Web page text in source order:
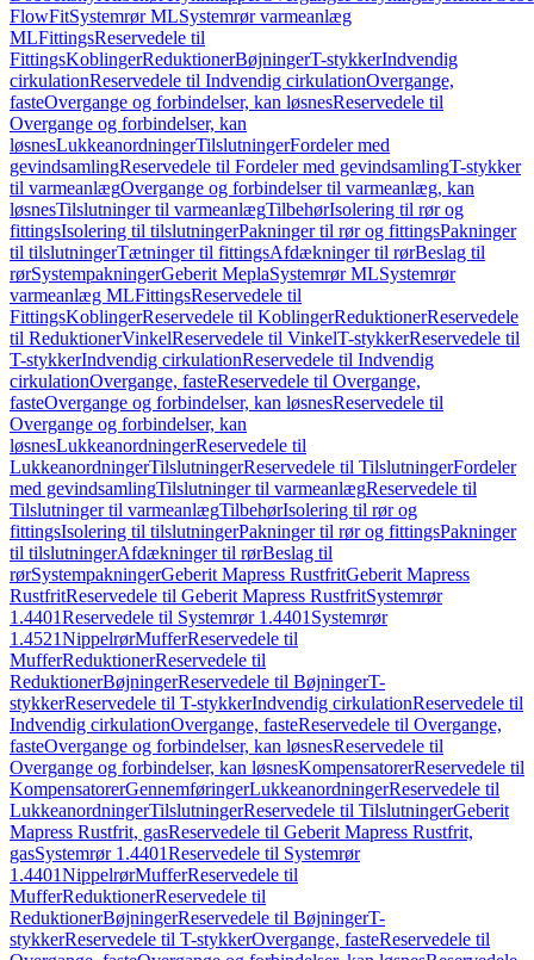
FlowFitSystemrør MLSystemrør varmeanlæg
MLFittingsReservedele til
FittingsKoblingerReduktionerBøjningerT-stykkerIndvendig
cirkulationReservedele til Indvendig cirkulationOvergange,
fasteOvergange og forbindelser, kan løsnesReservedele til
Overgange og forbindelser, kan
løsnesLukkeanordningerTilslutningerFordeler med
gevindsamlingReservedele til Fordeler med gevindsamlingT-stykker
til varmeanlægOvergange og forbindelser til varmeanlæg, kan
løsnesTilslutninger til varmeanlægTilbehørIsolering til rør og
fittingsIsolering til tilslutningerPakninger til rør og fittingsPakninger
til tilslutningerTætninger til fittingsAfdækninger til rørBeslag til
rørSystempakningerGeberit MeplaSystemrør MLSystemrør
varmeanlæg MLFittingsReservedele til
FittingsKoblingerReservedele til KoblingerReduktionerReservedele
til ReduktionerVinkelReservedele til VinkelT-stykkerReservedele til
T-stykkerIndvendig cirkulationReservedele til Indvendig
cirkulationOvergange, fasteReservedele til Overgange,
fasteOvergange og forbindelser, kan løsnesReservedele til
Overgange og forbindelser, kan
løsnesLukkeanordningerReservedele til
LukkeanordningerTilslutningerReservedele til TilslutningerFordeler
med gevindsamlingTilslutninger til varmeanlægReservedele til
Tilslutninger til varmeanlægTilbehørIsolering til rør og
fittingsIsolering til tilslutningerPakninger til rør og fittingsPakninger
til tilslutningerAfdækninger til rørBeslag til
rørSystempakningerGeberit Mapress RustfritGeberit Mapress
RustfritReservedele til Geberit Mapress RustfritSystemrør
1.4401Reservedele til Systemrør 1.4401 Systemrør
1.4521NippelrørMufferReservedele til
MufferReduktionerReservedele til
ReduktionerBøjningerReservedele til BøjningerT-
stykkerReservedele til T-stykkerIndvendig cirkulationReservedele til
Indvendig cirkulationOvergange, fasteReservedele til Overgange,
fasteOvergange og forbindelser, kan løsnesReservedele til
Overgange og forbindelser, kan løsnesKompensatorerReservedele til
KompensatorerGennemføringerLukkeanordningerReservedele til
LukkeanordningerTilslutningerReservedele til TilslutningerGeberit
Mapress Rustfrit, gasReservedele til Geberit Mapress Rustfrit,
gasSystemrør 1.4401Reservedele til Systemrør
1.4401NippelrørMufferReservedele til
MufferReduktionerReservedele til
ReduktionerBøjningerReservedele til BøjningerT-
stykkerReservedele til T-stykkerOvergange, fasteReservedele til